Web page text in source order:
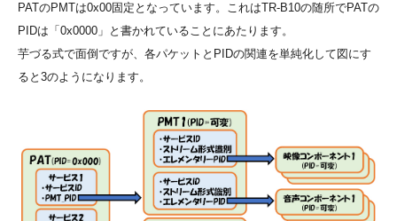
PATのPMTは0x00固定となっています。これはTR-B10の随所でPATの
PIDは「0x0000」と書かれていることにあたります。
芋づる式で面倒ですが、各パケットとPIDの関連を単純化して図にす
ると3のようになります。